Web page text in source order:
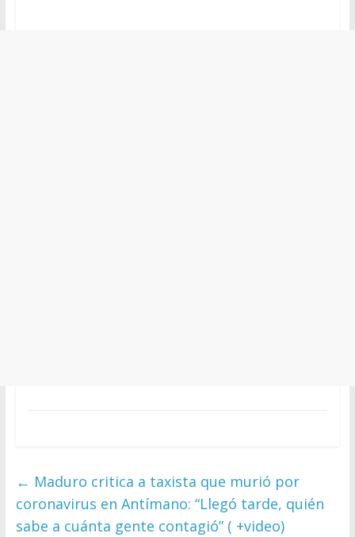
← Maduro critica a taxista que murió por
coronavirus en Antímano: “Llegó tarde, quién
sabe a cuánta gente contagió” ( +video)